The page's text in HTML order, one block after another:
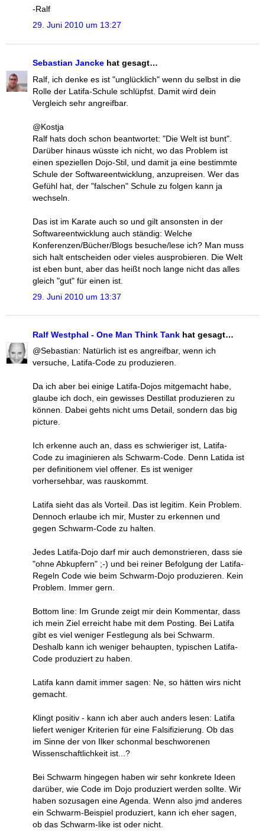
-Ralf
29. Juni 2010 um 13:27
Sebastian Jancke hat gesagt…
Ralf, ich denke es ist "unglücklich" wenn du selbst in die
Rolle der Latifa-Schule schlüpfst. Damit wird dein
Vergleich sehr angreifbar.
@Kostja
Ralf hats doch schon beantwortet: "Die Welt ist bunt".
Darüber hinaus wüsste ich nicht, wo das Problem ist
einen speziellen Dojo-Stil, und damit ja eine bestimmte
Schule der Softwareentwicklung, anzupreisen. Wer das
Gefühl hat, der "falschen" Schule zu folgen kann ja
wechseln.
Das ist im Karate auch so und gilt ansonsten in der
Softwareentwicklung auch ständig: Welche
Konferenzen/Bücher/Blogs besuche/lese ich? Man muss
sich halt entscheiden oder vieles ausprobieren. Die Welt
ist eben bunt, aber das heißt noch lange nicht das alles
gleich "gut" für einen ist.
29. Juni 2010 um 13:37
Ralf Westphal - One Man Think Tank hat gesagt…
@Sebastian: Natürlich ist es angreifbar, wenn ich
versuche, Latifa-Code zu produzieren.
Da ich aber bei einige Latifa-Dojos mitgemacht habe,
glaube ich doch, ein gewisses Destillat produzieren zu
können. Dabei gehts nicht ums Detail, sondern das big
picture.
Ich erkenne auch an, dass es schwieriger ist, Latifa-
Code zu imaginieren als Schwarm-Code. Denn Latida ist
per definitionem viel offener. Es ist weniger
vorhersehbar, was rauskommt.
Latifa sieht das als Vorteil. Das ist legitim. Kein Problem.
Dennoch erlaube ich mir, Muster zu erkennen und
gegen Schwarm-Code zu halten.
Jedes Latifa-Dojo darf mir auch demonstrieren, dass sie
"ohne Abkupfern" ;-) und bei reiner Befolgung der Latifa-
Regeln Code wie beim Schwarm-Dojo produzieren. Kein
Problem. Immer gern.
Bottom line: Im Grunde zeigt mir dein Kommentar, dass
ich mein Ziel erreicht habe mit dem Posting. Bei Latifa
gibt es viel weniger Festlegung als bei Schwarm.
Deshalb kann ich weniger behaupten, typischen Latifa-
Code produziert zu haben.
Latifa kann damit immer sagen: Ne, so hätten wirs nicht
gemacht.
Klingt positiv - kann ich aber auch anders lesen: Latifa
liefert weniger Kriterien für eine Falsifizierung. Ob das
im Sinne der von Ilker schonmal beschworenen
Wissenschaftlichkeit ist...?
Bei Schwarm hingegen haben wir sehr konkrete Ideen
darüber, wie Code im Dojo produziert werden sollte. Wir
haben sozusagen eine Agenda. Wenn also jmd anderes
ein Schwarm-Beispiel produziert, kann ich eher sagen,
ob das Schwarm-like ist oder nicht.